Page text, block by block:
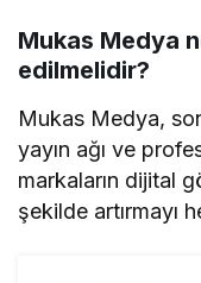
Mukas Medya
edilmelidir?
Mukas Medya,
yayın ağı ve
markaların dijital
şekilde artırmayı